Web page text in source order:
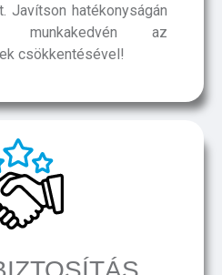
Javítson hatékonyságán
munkakedvén az
csökkentésével!